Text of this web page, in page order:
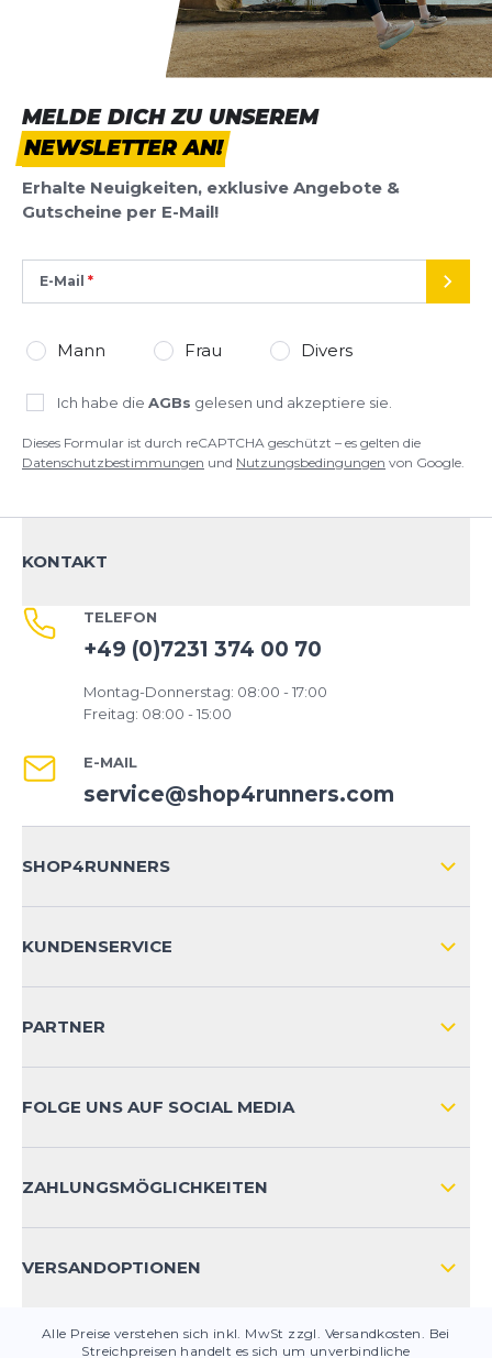
MELDE DICH ZU UNSEREM
NEWSLETTER AN!
Erhalte Neuigkeiten, exklusive Angebote &
Gutscheine per E-Mail!
E-Mail
Mann Frau Divers
Ich habe die AGBs gelesen und akzeptiere sie.
Dieses Formular ist durch reCAPTCHA geschützt – es gelten die
Datenschutzbestimmungen und Nutzungsbedingungen von Google.
KONTAKT
TELEFON
+49 (0)7231 374 00 70
Montag-Donnerstag: 08:00 - 17:00
Freitag: 08:00 - 15:00
E-MAIL
service@shop4runners.com
SHOP4RUNNERS
KUNDENSERVICE
KONTAKT
PRODUKTSICHERHEIT
PARTNER
FOLGE UNS AUF SOCIAL MEDIA
ZAHLUNGSMÖGLICHKEITEN
VERSANDOPTIONEN
Alle Preise verstehen sich inkl. MwSt zzgl. Versandkosten. Bei
Streichpreisen handelt es sich um unverbindliche